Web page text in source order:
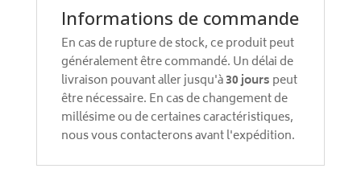
Informations de commande
En cas de rupture de stock, ce produit peut
généralement être commandé. Un délai de
livraison pouvant aller jusqu'à30 jours peut
être nécessaire. En cas de changement de
millésime ou de certaines caractéristiques,
nous vous contacterons avant l'expédition.